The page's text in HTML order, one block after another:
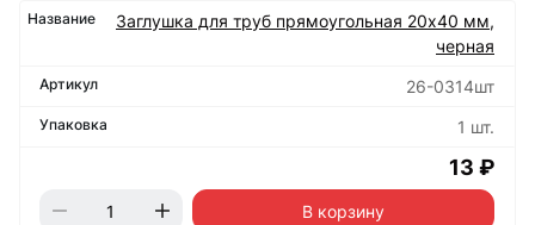
Заглушка для труб прямоугольная 20х40 мм,
черная
26-0314шт
1 шт.
13 ₽
В корзину